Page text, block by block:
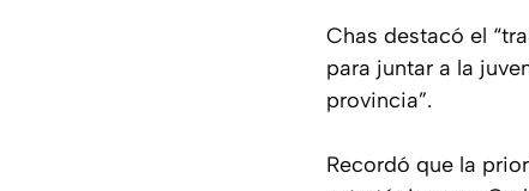
Chas destacó el
para juntar a la
provincia”.
Recordó que la